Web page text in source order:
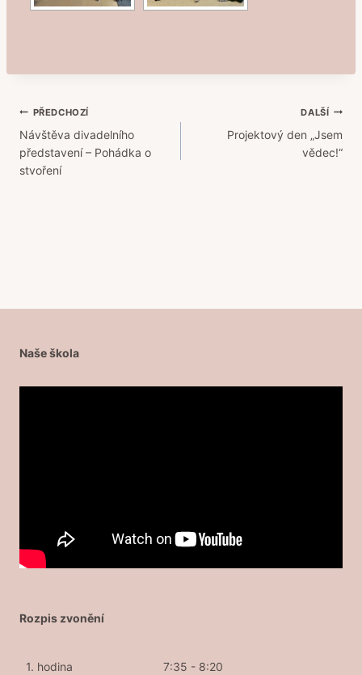
Navigace
pro
příspěvek
PŘEDCHOZÍ
Návštěva divadelního
představení – Pohádka o
stvoření
DALŠÍ
Projektový den „Jsem
vědec!“
Naše škola
Rozpis zvonění
1. hodina 7:35 - 8:20